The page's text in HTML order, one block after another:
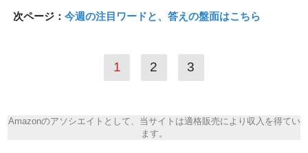
次ページ： 今週の注目ワードと、答えの盤面はこちら
1 2 3
Amazonのアソシエイトとして、当サイトは適格販売により収入を得てい
ます。